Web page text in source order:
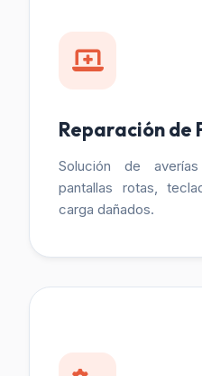
Reparación de
Solución de
pantallas rotas,
carga dañados.